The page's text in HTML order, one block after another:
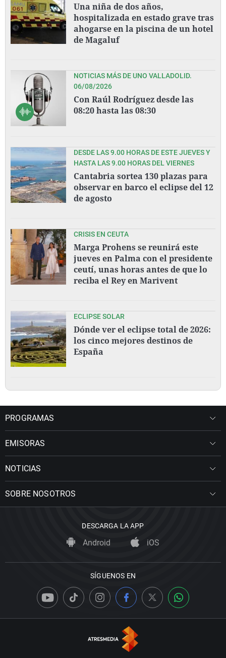
Una niña de dos años,
hospitalizada en estado grave tras
ahogarse en la piscina de un hotel
de Magaluf
NOTICIAS MÁS DE UNO VALLADOLID.
06/08/2026
Con Raúl Rodríguez desde las
08:20 hasta las 08:30
DESDE LAS 9.00 HORAS DE ESTE JUEVES Y
HASTA LAS 9.00 HORAS DEL VIERNES
Cantabria sortea 130 plazas para
observar en barco el eclipse del 12
de agosto
CRISIS EN CEUTA
Marga Prohens se reunirá este
jueves en Palma con el presidente
ceutí, unas horas antes de que lo
reciba el Rey en Marivent
ECLIPSE SOLAR
Dónde ver el eclipse total de 2026:
los cinco mejores destinos de
España
PROGRAMAS
EMISORAS
NOTICIAS
SOBRE NOSOTROS
DESCARGA LA APP
Android iOS
SÍGUENOS EN